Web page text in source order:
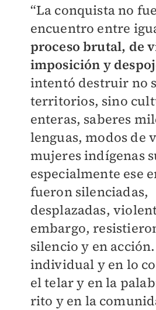
“La conquista no
encuentro entre
proceso brutal, de
imposición y
intentó destruir no
territorios, sino
enteras, saberes
lenguas, modos de
mujeres indígenas
especialmente ese
fueron silenciadas,
desplazadas,
embargo,
silencio y en
individual y en lo
el telar y en la
rito y en la